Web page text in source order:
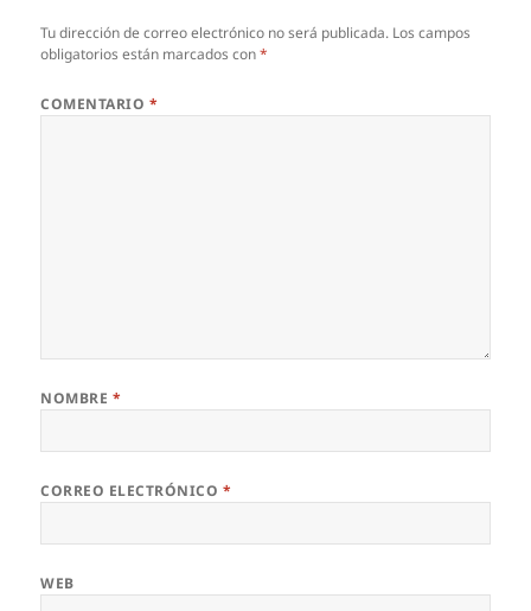
Tu dirección de correo electrónico no será publicada. Los campos
obligatorios están marcados con*
COMENTARIO *
NOMBRE *
CORREO ELECTRÓNICO *
WEB